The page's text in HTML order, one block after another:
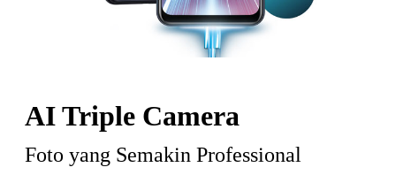
AI Triple Camera
Foto yang Semakin Professional